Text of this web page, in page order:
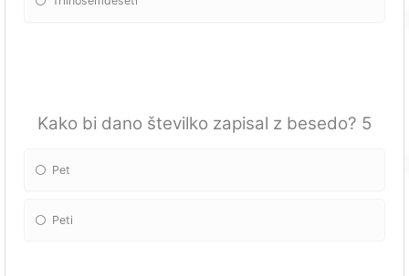
Kako bi dano številko zapisal z besedo? 5
Pet
Peti